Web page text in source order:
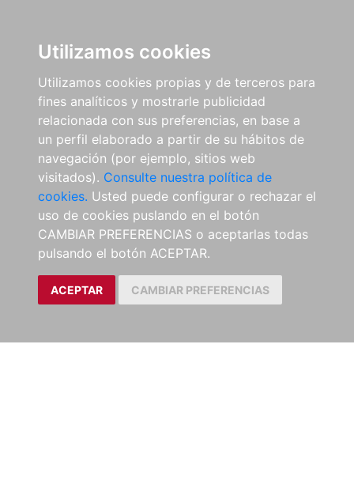
Utilizamos cookies
Utilizamos cookies propias y de terceros para
fines analíticos y mostrarle publicidad
relacionada con sus preferencias, en base a
un perfil elaborado a partir de su hábitos de
navegación (por ejemplo, sitios web
visitados). Consulte nuestra política de
cookies. Usted puede configurar o rechazar el
uso de cookies puslando en el botón
CAMBIAR PREFERENCIAS o aceptarlas todas
pulsando el botón ACEPTAR.
ACEPTAR CAMBIAR PREFERENCIAS